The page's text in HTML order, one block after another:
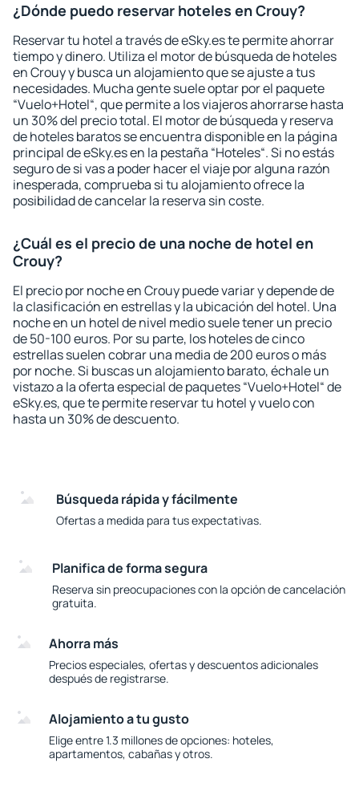
¿Dónde puedo reservar hoteles en Crouy?
Reservar tu hotel a través de eSky.es te permite ahorrar
tiempo y dinero. Utiliza el motor de búsqueda de hoteles
en Crouy y busca un alojamiento que se ajuste a tus
necesidades. Mucha gente suele optar por el paquete
“Vuelo+Hotel“, que permite a los viajeros ahorrarse hasta
un 30% del precio total. El motor de búsqueda y reserva
de hoteles baratos se encuentra disponible en la página
principal de eSky.es en la pestaña “Hoteles“. Si no estás
seguro de si vas a poder hacer el viaje por alguna razón
inesperada, comprueba si tu alojamiento ofrece la
posibilidad de cancelar la reserva sin coste.
¿Cuál es el precio de una noche de hotel en
Crouy?
El precio por noche en Crouy puede variar y depende de
la clasificación en estrellas y la ubicación del hotel. Una
noche en un hotel de nivel medio suele tener un precio
de 50-100 euros. Por su parte, los hoteles de cinco
estrellas suelen cobrar una media de 200 euros o más
por noche. Si buscas un alojamiento barato, échale un
vistazo a la oferta especial de paquetes “Vuelo+Hotel“ de
eSky.es, que te permite reservar tu hotel y vuelo con
hasta un 30% de descuento.
Búsqueda rápida y fácilmente
Ofertas a medida para tus expectativas.
Planifica de forma segura
Reserva sin preocupaciones con la opción de cancelación
gratuita.
Ahorra más
Precios especiales, ofertas y descuentos adicionales
después de registrarse.
Alojamiento a tu gusto
Elige entre 1.3 millones de opciones: hoteles,
apartamentos, cabañas y otros.